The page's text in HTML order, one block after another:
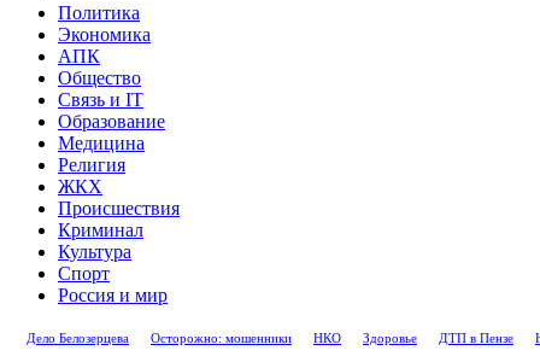
Политика
Экономика
АПК
Общество
Связь и IT
Образование
Медицина
Религия
ЖКХ
Происшествия
Криминал
Культура
Спорт
Россия и мир
Дело Белозерцева Осторожно: мошенники НКО Здоровье ДТП в Пензе